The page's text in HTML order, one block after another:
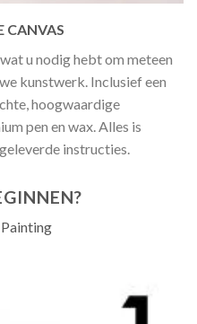
CANVAS
u nodig hebt om meteen
kunstwerk. Inclusief een
hoogwaardige
pen en wax. Alles is
instructies.